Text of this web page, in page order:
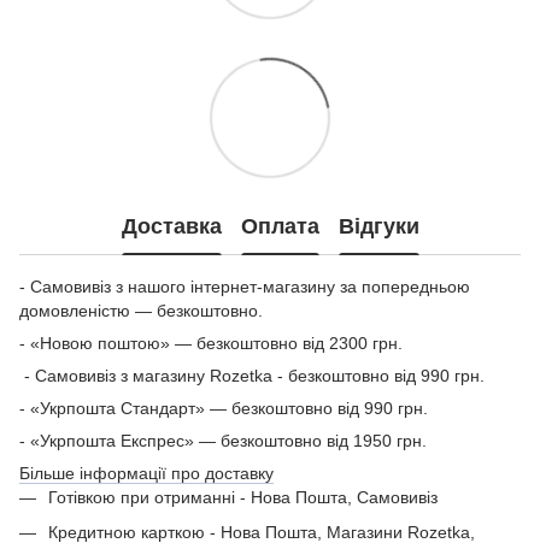
Доставка Оплата Відгуки
- Самовивіз з нашого інтернет-магазину за попередньою
домовленістю — безкоштовно.
- «Новою поштою» — безкоштовно від 2300 грн.
- Самовивіз з магазину Rozetka - безкоштовно від 990 грн.
- «Укрпошта Стандарт» — безкоштовно від 990 грн.
- «Укрпошта Експрес» — безкоштовно від 1950 грн.
Більше інформації про доставку
Готівкою при отриманні - Нова Пошта, Самовивіз
Кредитною карткою - Нова Пошта, Магазини Rozetka,